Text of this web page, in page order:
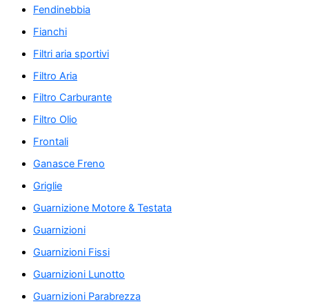
Fendinebbia
Fianchi
Filtri aria sportivi
Filtro Aria
Filtro Carburante
Filtro Olio
Frontali
Ganasce Freno
Griglie
Guarnizione Motore & Testata
Guarnizioni
Guarnizioni Fissi
Guarnizioni Lunotto
Guarnizioni Parabrezza